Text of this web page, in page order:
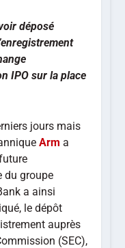
déposé
IPO sur la place
jours mais
Arm a
du groupe
a ainsi
le dépôt
auprès
(SEC),